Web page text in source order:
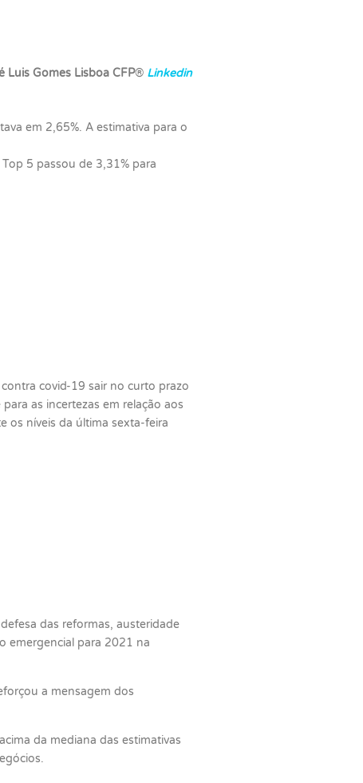
Luis Gomes Lisboa CFP® Linkedin
em 2,65%. A estimativa para o
5 passou de 3,31% para
covid-19 sair no curto prazo
para as incertezas em relação aos
os níveis da última sexta-feira
das reformas, austeridade
emergencial para 2021 na
a mensagem dos
da mediana das estimativas